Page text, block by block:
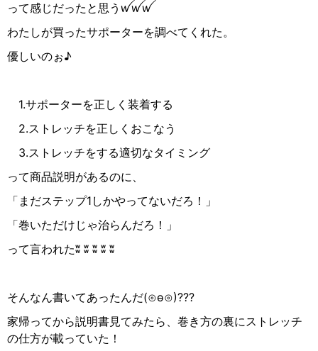
って感じだったと思う ꪝꪝꪝ
わたしが買ったサポーターを調べてくれた。
優しいのぉ♪
1.サポーターを正しく装着する
2.ストレッチを正しくおこなう
3.ストレッチをする適切なタイミング
って商品説明があるのに、
「まだステップ1しかやってないだろ！」
「巻いただけじゃ治らんだろ！」
って言われたʬ ʬ ʬ ʬ ʬ
そんなん書いてあったんだ(⊙ө⊙)???
家帰ってから説明書見てみたら、巻き方の裏にストレッチ
の仕方が載っていた！